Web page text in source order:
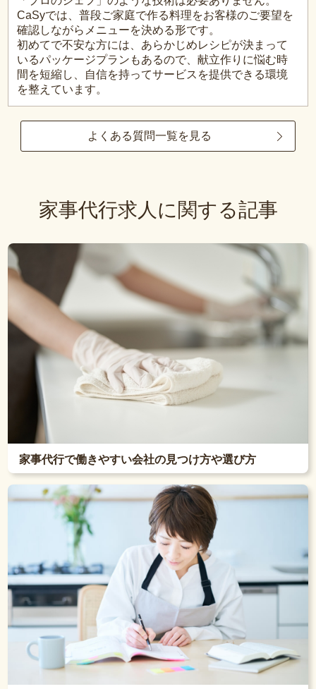
CaSyでは、普段ご家庭で作る料理をお客様のご要望を
確認しながらメニューを決める形です。
初めてで不安な方には、あらかじめレシピが決まって
いるパッケージプランもあるので、献立作りに悩む時
間を短縮し、自信を持ってサービスを提供できる環境
を整えています。
よくある質問一覧を見る
家事代行求人に関する記事
家事代行で働きやすい会社の見つけ方や選び方